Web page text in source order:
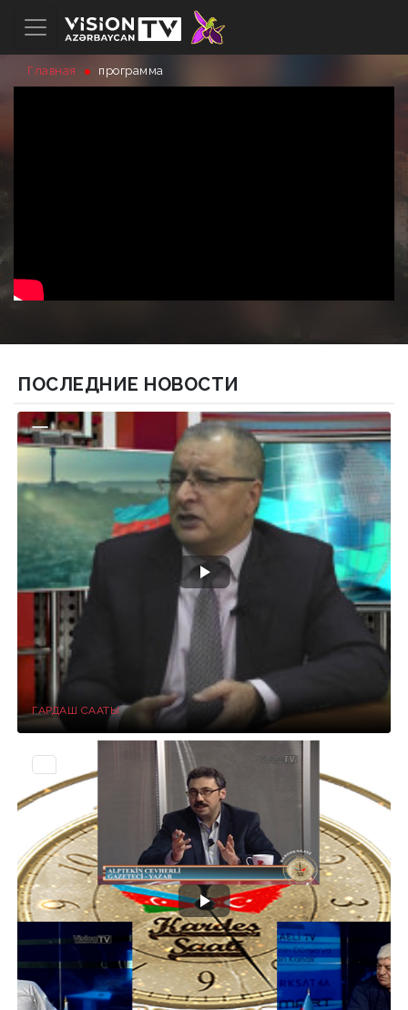
Главная программа
ПОСЛЕДНИЕ НОВОСТИ
ГАРДАШ СААТЫ